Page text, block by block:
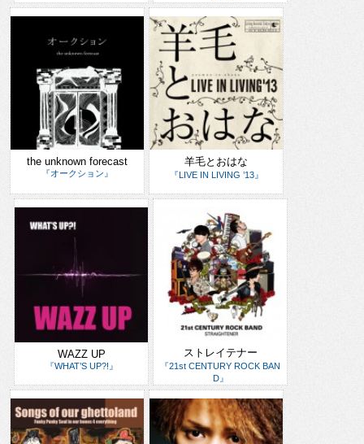
the unknown forecast
『オークション』
羊毛とおはな
『LIVE IN LIVING ’13』
WAZZ UP
『WHAT’S UP?!』
ストレイテナー
『21st CENTURY ROCK BAN
D』